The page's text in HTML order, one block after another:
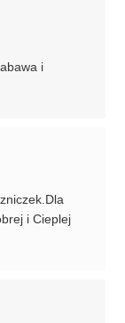
i
i Cieplej